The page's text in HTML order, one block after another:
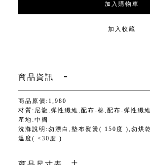
加入購物車
加入收藏
商品資訊
商品原價:1,980
材質:尼龍,彈性纖維,配布-棉,配布-彈性纖維
產地:中國
洗滌說明:勿漂白,墊布熨燙( 150度 ),勿烘
溫度( <30度 )